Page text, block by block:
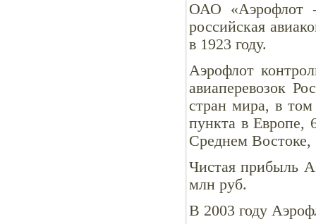
ОАО «Аэрофлот
российская
в 1923 году.
Аэрофлот
авиаперевозок
стран мира, в
пункта в
Среднем
Чистая прибыль
млн руб.
В 2003 году